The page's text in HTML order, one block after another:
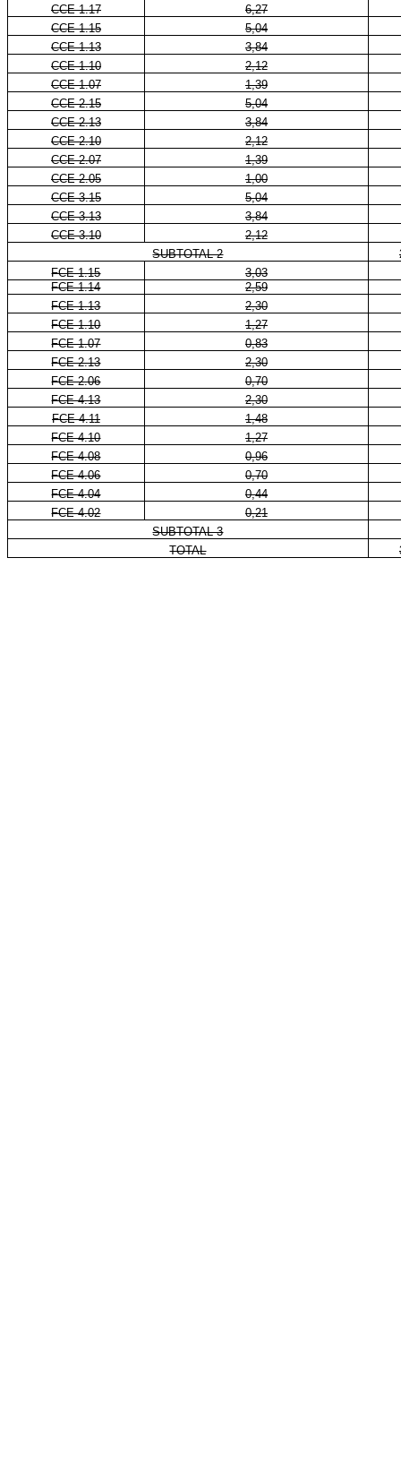
CCE 1.17
6,27
CCE 1.15
5,04
CCE 1.13
3,84
CCE 1.10
2,12
CCE 1.07
1,39
CCE 2.15
5,04
CCE 2.13
3,84
CCE 2.10
2,12
CCE 2.07
1,39
CCE 2.05
1,00
CCE 3.15
5,04
CCE 3.13
3,84
CCE 3.10
2,12
SUBTOTAL 2
FCE 1.15
3,03
FCE 1.14
2,59
FCE 1.13
2,30
FCE 1.10
1,27
FCE 1.07
0,83
FCE 2.13
2,30
FCE 2.06
0,70
FCE 4.13
2,30
FCE 4.11
1,48
FCE 4.10
1,27
FCE 4.08
0,96
FCE 4.06
0,70
FCE 4.04
0,44
FCE 4.02
0,21
SUBTOTAL 3
TOTAL